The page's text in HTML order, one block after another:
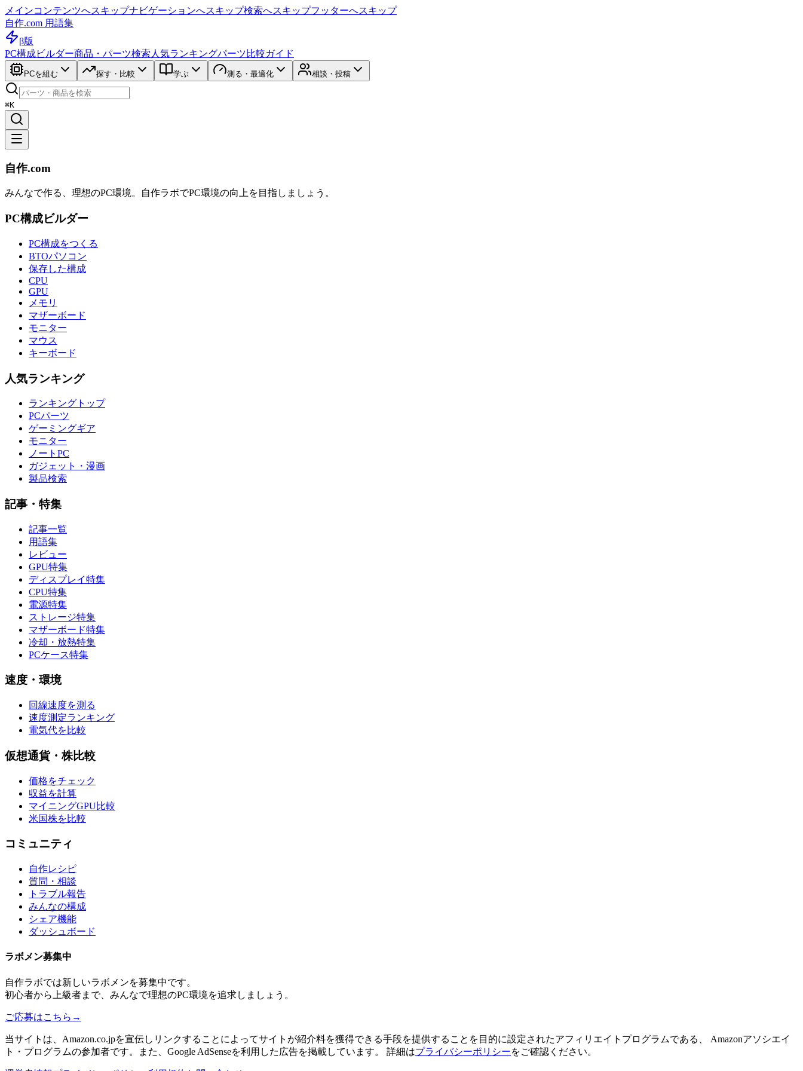
メインコンテンツへスキップナビゲーションへスキップ検索へスキップフッターへスキップ
自作.com 用語集
β版
PC構成ビルダー商品・パーツ検索 人気ランキングパーツ比較ガイド
PCを組む 探す・比較 学ぶ 測る・最適化 相談・投稿
⌘K
自作.com
みんなで作る、理想のPC環境。 自作ラボでPC環境の向上を目指しましょう。
PC構成ビルダー
PC構成をつくる
BTOパソコン
保存した構成
CPU
GPU
メモリ
マザーボード
モニター
マウス
キーボード
人気ランキング
ランキングトップ
PCパーツ
ゲーミングギア
モニター
ノートPC
ガジェット・漫画
製品検索
記事・特集
記事一覧
用語集
レビュー
GPU特集
ディスプレイ特集
CPU特集
電源特集
ストレージ特集
マザーボード特集
冷却・放熱特集
PCケース特集
速度・環境
回線速度を測る
速度測定ランキング
電気代を比較
仮想通貨・株比較
価格をチェック
収益を計算
マイニングGPU比較
米国株を比較
コミュニティ
自作レシピ
質問・相談
トラブル報告
みんなの構成
シェア機能
ダッシュボード
ラボメン募集中
自作ラボでは新しいラボメンを募集中です。
初心者から上級者まで、みんなで理想のPC環境を追求しましょう。
ご応募はこちら →
当サイトは、Amazon.co.jpを宣伝しリンクすることによってサイトが紹介料を獲得できる手段を提供することを目的に設定されたアフィリエイトプログラムである、 Amazonアソシエイ
ト・プログラムの参加者です。また、Google AdSenseを利用した広告を掲載しています。 詳細はプライバシーポリシーをご確認ください。